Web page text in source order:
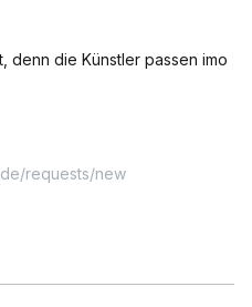
denn die Künstler passen imo
requests/new